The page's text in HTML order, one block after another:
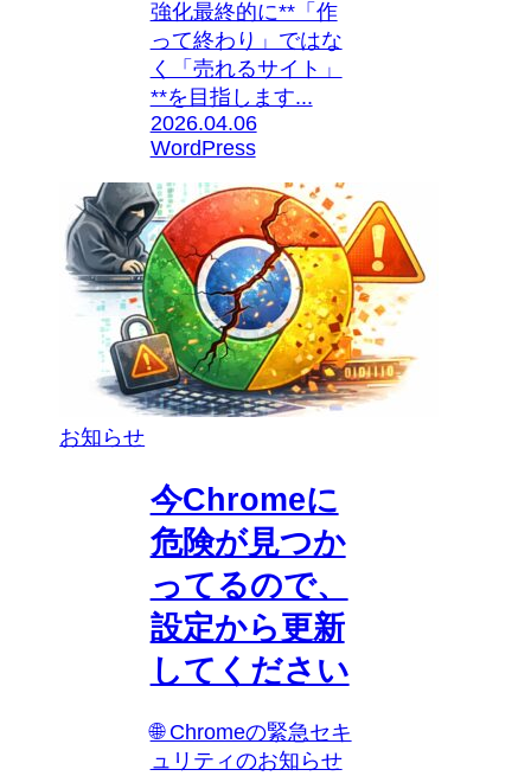
強化最終的に**「作
って終わり」ではな
く「売れるサイト」
**を目指します...
2026.04.06
WordPress
お知らせ
今Chromeに
危険が見つか
ってるので、
設定から更新
してください
🌐 Chromeの緊急セキ
ュリティのお知らせ